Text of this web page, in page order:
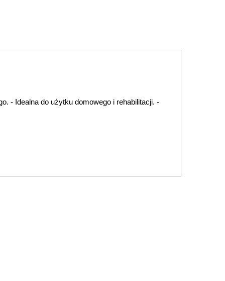
- Idealna do użytku domowego i rehabilitacji. -